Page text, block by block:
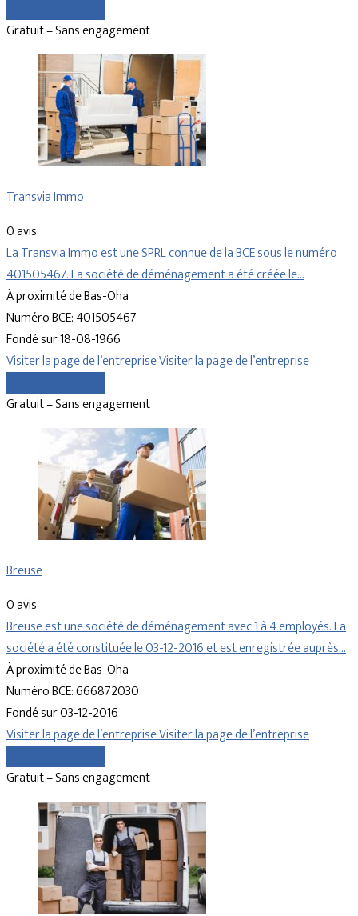
Gratuit – Sans engagement
Transvia Immo
0 avis
La Transvia Immo est une SPRL connue de la BCE sous le numéro
401505467. La société de déménagement a été créée le…
À proximité de Bas-Oha
Numéro BCE: 401505467
Fondé sur 18-08-1966
Visiter la page de l’entrepriseVisiter la page de l’entreprise
Gratuit – Sans engagement
Breuse
0 avis
Breuse est une société de déménagement avec 1 à 4 employés. La
société a été constituée le 03-12-2016 et est enregistrée auprès…
À proximité de Bas-Oha
Numéro BCE: 666872030
Fondé sur 03-12-2016
Visiter la page de l’entrepriseVisiter la page de l’entreprise
Gratuit – Sans engagement